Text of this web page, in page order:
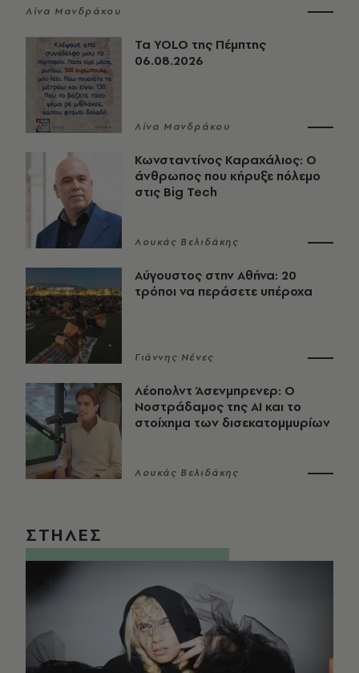
Λίνα Μανδράκου
Τα YOLO της Πέμπτης
06.08.2026
Λίνα Μανδράκου
Κωνσταντίνος Καραχάλιος: Ο
άνθρωπος που κήρυξε πόλεμο
στις Big Tech
Λουκάς Βελιδάκης
Αύγουστος στην Αθήνα: 20
τρόποι να περάσετε υπέροχα
Γιάννης Νένες
Λέοπολντ Άσενμπρενερ: Ο
Νοστράδαμος της AI και το
στοίχημα των δισεκατομμυρίων
Λουκάς Βελιδάκης
ΣΤΗΛΕΣ